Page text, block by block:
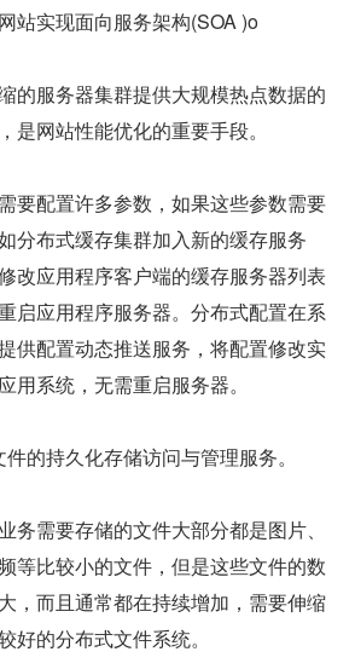
站实现面向服务架构(SOA )o
的服务器集群提供大规模热点数据的
是网站性能优化的重要手段。
要配置许多参数，如果这些参数需要
分布式缓存集群加入新的缓存服务
改应用程序客户端的缓存服务器列表
启应用程序服务器。分布式配置在系
供配置动态推送服务，将配置修改实
用系统，无需重启服务器。
的持久化存储访问与管理服务。
务需要存储的文件大部分都是图片、
等比较小的文件，但是这些文件的数
，而且通常都在持续增加，需要伸缩
好的分布式文件系统。